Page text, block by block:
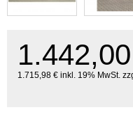
1.715,98 € inkl. 19% MwSt.